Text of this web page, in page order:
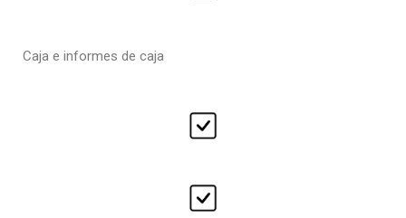
Caja e informes de caja